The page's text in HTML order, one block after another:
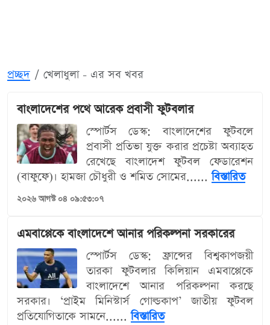
প্রচ্ছদ খেলাধুলা - এর সব খবর
বাংলাদেশের পথে আরেক প্রবাসী ফুটবলার
স্পোর্টস ডেস্ক: বাংলাদেশের ফুটবলে
প্রবাসী প্রতিভা যুক্ত করার প্রচেষ্টা অব্যাহত
রেখেছে বাংলাদেশ ফুটবল ফেডারেশন
(বাফুফে)। হামজা চৌধুরী ও শমিত সোমের......বিস্তারিত
২০২৬ আগস্ট ০৪ ০৯:৫৩:০৭
এমবাপ্পেকে বাংলাদেশে আনার পরিকল্পনা সরকারের
স্পোর্টস ডেস্ক: ফ্রান্সের বিশ্বকাপজয়ী
তারকা ফুটবলার কিলিয়ান এমবাপ্পেকে
বাংলাদেশে আনার পরিকল্পনা করছে
সরকার। ‘প্রাইম মিনিস্টার্স গোল্ডকাপ’ জাতীয় ফুটবল
প্রতিযোগিতাকে সামনে......বিস্তারিত